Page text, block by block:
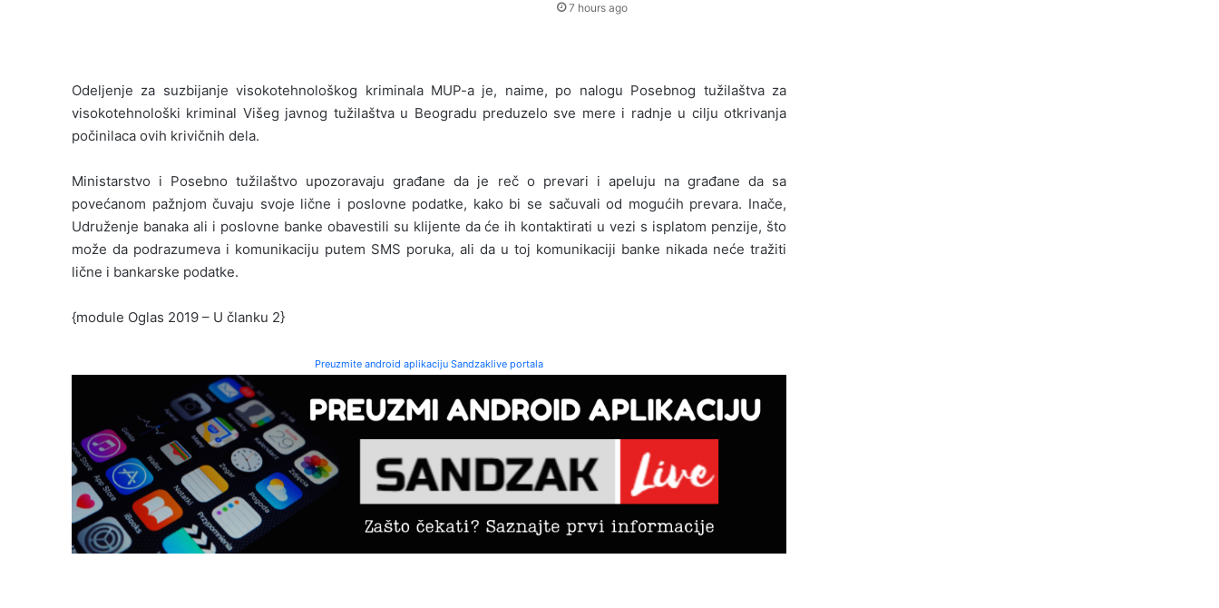
7 hours ago
Odeljenje za suzbijanje visokotehnološkog kriminala MUP-a je, naime, po nalogu Posebnog tužilaštva za
visokotehnološki kriminal Višeg javnog tužilaštva u Beogradu preduzelo sve mere i radnje u cilju otkrivanja
počinilaca ovih krivičnih dela.
Ministarstvo i Posebno tužilaštvo upozoravaju građane da je reč o prevari i apeluju na građane da sa
povećanom pažnjom čuvaju svoje lične i poslovne podatke, kako bi se sačuvali od mogućih prevara. Inače,
Udruženje banaka ali i poslovne banke obavestili su klijente da će ih kontaktirati u vezi s isplatom penzije, što
može da podrazumeva i komunikaciju putem SMS poruka, ali da u toj komunikaciji banke nikada neće tražiti
lične i bankarske podatke.
{module Oglas 2019 – U članku 2}
Preuzmite android aplikaciju Sandzaklive portala